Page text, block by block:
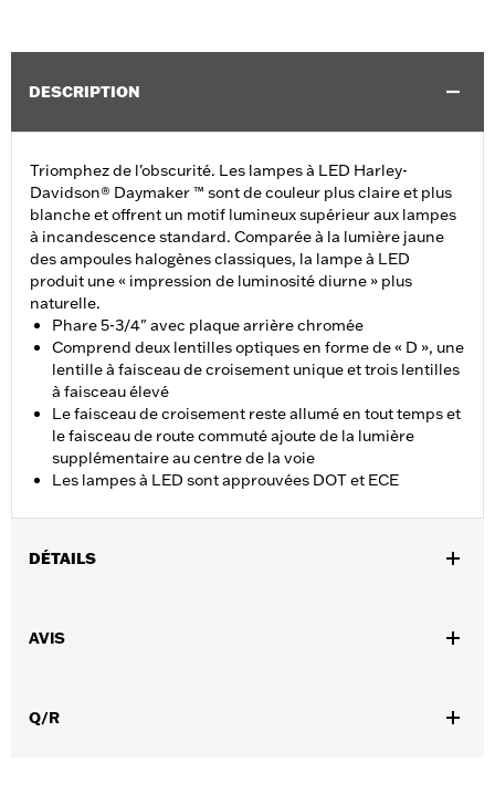
DESCRIPTION
Triomphez de l'obscurité. Les lampes à LED Harley-
Davidson® Daymaker ™ sont de couleur plus claire et plus
blanche et offrent un motif lumineux supérieur aux lampes
à incandescence standard. Comparée à la lumière jaune
des ampoules halogènes classiques, la lampe à LED
produit une « impression de luminosité diurne » plus
naturelle.
Phare 5-3/4" avec plaque arrière chromée
Comprend deux lentilles optiques en forme de « D », une
lentille à faisceau de croisement unique et trois lentilles
à faisceau élevé
Le faisceau de croisement reste allumé en tout temps et
le faisceau de route commuté ajoute de la lumière
supplémentaire au centre de la voie
Les lampes à LED sont approuvées DOT et ECE
DÉTAILS
partir de 2015, XL à partir de 2004, XR de 2009 à 2013, Dyna® de
FXSB, FXSBSE, FXST, FXSTB, FXSTC et FXSTD de 2010 à 2017.
AVIS
Q/R